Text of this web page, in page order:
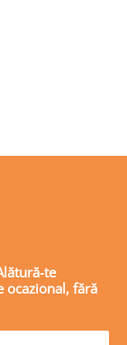
te
fără